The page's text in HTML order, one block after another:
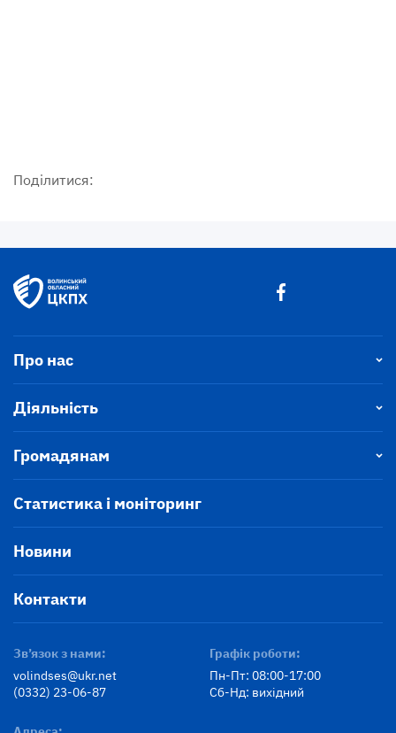
Поділитися:
Про нас
Діяльність
Громадянам
Статистика і моніторинг
Новини
Контакти
Зв’язок з нами:
volindses@ukr.net
(0332) 23-06-87
Графік роботи:
Пн-Пт: 08:00-17:00
Сб-Нд: вихідний